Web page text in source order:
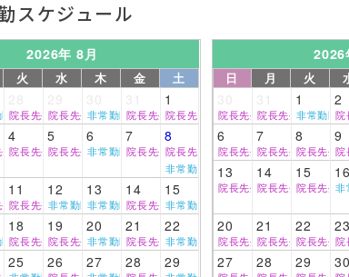
スケジュール
2026年 8月
火 水 木 金 土
1
師
院長先生院長先生非常勤医師院長先生院長先生
4 5 6 7 8
院長先生院長先生非常勤医師院長先生院長先生
非常勤医師
11 12 13 14 15
院長先生非常勤医師非常勤医師院長先生非常勤医師
18 19 20 21 22
師
院長先生院長先生非常勤医師院長先生非常勤医師
25 26 27 28 29
2026
日 月 火
1 2
院長先生院長先生非常勤医師
院
6 7 8 9
院長先生院長先生院長先生院
13 14 15 16
院長先生院長先生院長先生非
20 21 22 23
院長先生院長先生院長先生院
27 28 29 30